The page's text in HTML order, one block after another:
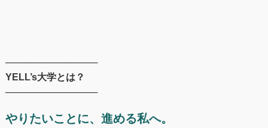
──────────────
YELL’s大学とは？
──────────────
やりたいことに、進める私へ。